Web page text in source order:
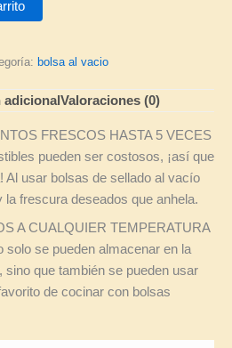
bolsa al vacio
adicionalValoraciones (0)
FRESCOS HASTA 5 VECES
pueden ser costosos, ¡así que
Al usar bolsas de sellado al vacío
la frescura deseados que anhela.
A CUALQUIER TEMPERATURA
solo se pueden almacenar en la
sino que también se pueden usar
de cocinar con bolsas